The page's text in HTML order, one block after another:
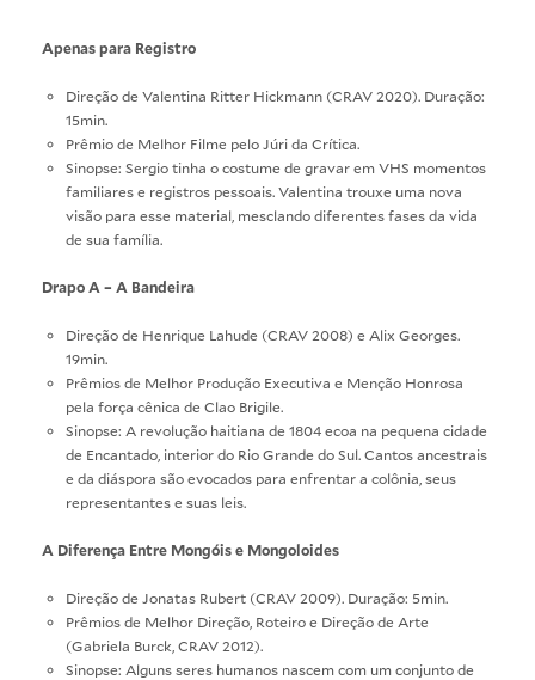
Apenas para Registro
Direção de Valentina Ritter Hickmann (CRAV 2020). Duração:
15min.
Prêmio de Melhor Filme pelo Júri da Crítica.
Sinopse: Sergio tinha o costume de gravar em VHS momentos
familiares e registros pessoais. Valentina trouxe uma nova
visão para esse material, mesclando diferentes fases da vida
de sua família.
Drapo A – A Bandeira
Direção de Henrique Lahude (CRAV 2008) e Alix Georges.
19min.
Prêmios de Melhor Produção Executiva e Menção Honrosa
pela força cênica de Clao Brigile.
Sinopse: A revolução haitiana de 1804 ecoa na pequena cidade
de Encantado, interior do Rio Grande do Sul. Cantos ancestrais
e da diáspora são evocados para enfrentar a colônia, seus
representantes e suas leis.
A Diferença Entre Mongóis e Mongoloides
Direção de Jonatas Rubert (CRAV 2009). Duração: 5min.
Prêmios de Melhor Direção, Roteiro e Direção de Arte
(Gabriela Burck, CRAV 2012).
Sinopse: Alguns seres humanos nascem com um conjunto de